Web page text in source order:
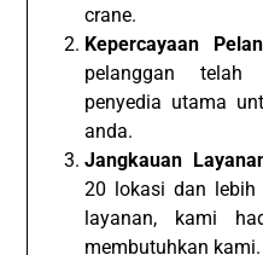
crane.
Kepercayaan
pelanggan
penyedia utama
anda.
Jangkauan
20 lokasi dan
layanan, kami
membutuhkan kami.